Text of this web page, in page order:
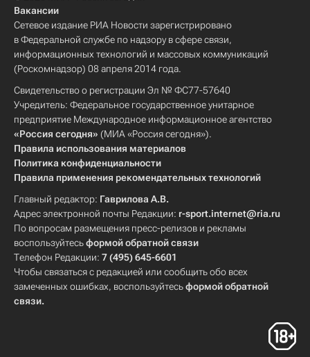
Вакансии
Сетевое издание РИА Новости зарегистрировано
в Федеральной службе по надзору в сфере связи,
информационных технологий и массовых коммуникаций
(Роскомнадзор) 08 апреля 2014 года.
Свидетельство о регистрации Эл № ФС77-57640
Учредитель: Федеральное государственное унитарное
предприятие Международное информационное агентство
«Россия сегодня» (МИА «Россия сегодня»).
Правила использования материалов
Политика конфиденциальности
Правила применения рекомендательных технологий
Главный редактор: Гаврилова А.В.
Адрес электронной почты Редакции: r-sport.internet@ria.ru
По вопросам размещения пресс-релизов и рекламы
воспользуйтесьформой обратной связи
Телефон Редакции: 7 (495) 645-6601
Чтобы связаться с редакцией или сообщить обо всех
замеченных ошибках, воспользуйтесьформой обратной
связи.